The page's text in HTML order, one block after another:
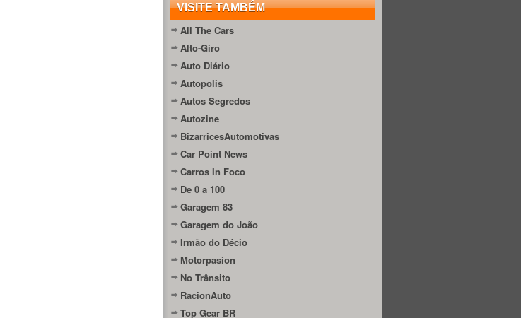
VISITE TAMBÉM
All The Cars
Alto-Giro
Auto Diário
Autopolis
Autos Segredos
Autozine
BizarricesAutomotivas
Car Point News
Carros In Foco
De 0 a 100
Garagem 83
Garagem do João
Irmão do Décio
Motorpasion
No Trânsito
RacionAuto
Top Gear BR